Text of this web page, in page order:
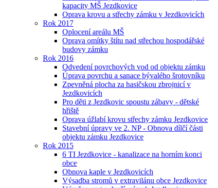
kapacity MŠ Jezdkovice
Oprava krovu a střechy zámku v Jezdkovicích
Rok 2017
Oplocení areálu MŠ
Oprava omítky štítu nad střechou hospodářské
budovy zámku
Rok 2016
Odvedení povrchových vod od objektu zámku
Úprava povrchu a sanace bývalého šrotovníku
Zpevněná plocha za hasičskou zbrojnicí v
Jezdkovicích
Pro děti z Jezdkovic spoustu zábavy - dětské
hřiště
Oprava úžlabí krovu střechy zámku Jezdkovice
Stavební úpravy ve 2. NP - Obnova dílčí části
objektu zámku Jezdkovice
Rok 2015
6 TI Jezdkovice - kanalizace na horním konci
obce
Obnova kaple v Jezdkovicích
Výsadba stromů v extravilánu obce Jezdkovice